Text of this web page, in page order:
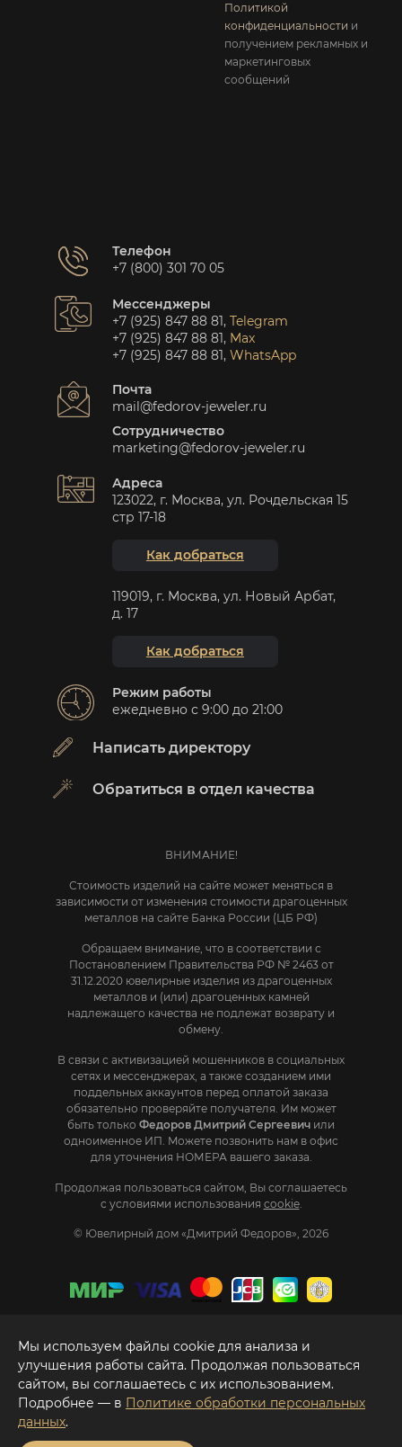
Политикой
конфиденциальности и
получением рекламных и
маркетинговых
сообщений
Телефон
+7 (800) 301 70 05
Мессенджеры
+7 (925) 847 88 81, Telegram
+7 (925) 847 88 81, Max
+7 (925) 847 88 81, WhatsApp
Почта
mail@fedorov-jeweler.ru
Сотрудничество
marketing@fedorov-jeweler.ru
Адреса
123022, г. Москва, ул. Рочдельская 15
стр 17-18
Как добраться
119019, г. Москва, ул. Новый Арбат,
д. 17
Как добраться
Режим работы
ежедневно с 9:00 до 21:00
Написать директору
Обратиться в отдел качества
ВНИМАНИЕ!
Стоимость изделий на сайте может меняться в
зависимости от изменения стоимости драгоценных
металлов на сайте Банка России (ЦБ РФ)
Обращаем внимание, что в соответствии с
Постановлением Правительства РФ № 2463 от
31.12.2020 ювелирные изделия из драгоценных
металлов и (или) драгоценных камней
надлежащего качества не подлежат возврату и
обмену.
В связи с активизацией мошенников в социальных
сетях и мессенджерах, а также созданием ими
поддельных аккаунтов перед оплатой заказа
обязательно проверяйте получателя. Им может
быть только Федоров Дмитрий Сергеевич или
одноименное ИП. Mожете позвонить нам в офис
для уточнения НОМЕРА вашего заказа.
Продолжая пользоваться сайтом, Вы соглашаетесь
с условиями использования cookie.
© Ювелирный дом «Дмитрий Федоров», 2026
Мы используем файлы cookie для анализа и
улучшения работы сайта. Продолжая пользоваться
сайтом, вы соглашаетесь с их использованием.
Подробнее — в Политике обработки персональных
данных.